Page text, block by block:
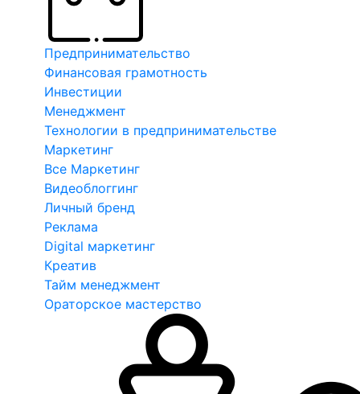
Предпринимательство
Финансовая грамотность
Инвестиции
Менеджмент
Технологии в предпринимательстве
Маркетинг
Все Маркетинг
Видеоблоггинг
Личный бренд
Реклама
Digital маркетинг
Креатив
Тайм менеджмент
Ораторское мастерство